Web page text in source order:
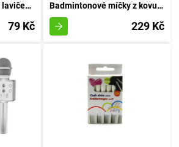
Set badmintonových laviček ve bílé barvě 6 kusů
79 Kč
Badmintonové míčky z kovu - červené
229 Kč